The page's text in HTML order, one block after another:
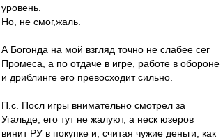
уровень.
Но, не смог,жаль.
А Богонда на мой взгляд точно не слабее сег
Промеса, а по отдаче в игре, работе в обороне
и дриблинге его превосходит сильно.
П.с. Посл игры внимательно смотрел за
Угальде, его тут не жалуют, а неск юзеров
винит РУ в покупке и, считая чужие деньги, как